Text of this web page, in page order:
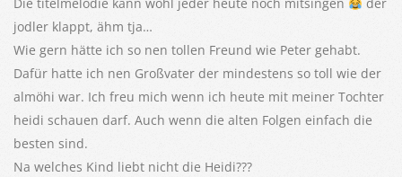
Die titelmelodie kann wohl jeder heute noch mitsingen
der
jodler klappt, ähm tja…
Wie gern hätte ich so nen tollen Freund wie Peter gehabt.
Dafür hatte ich nen Großvater der mindestens so toll wie der
almöhi war. Ich freu mich wenn ich heute mit meiner Tochter
heidi schauen darf. Auch wenn die alten Folgen einfach die
besten sind.
Na welches Kind liebt nicht die Heidi???